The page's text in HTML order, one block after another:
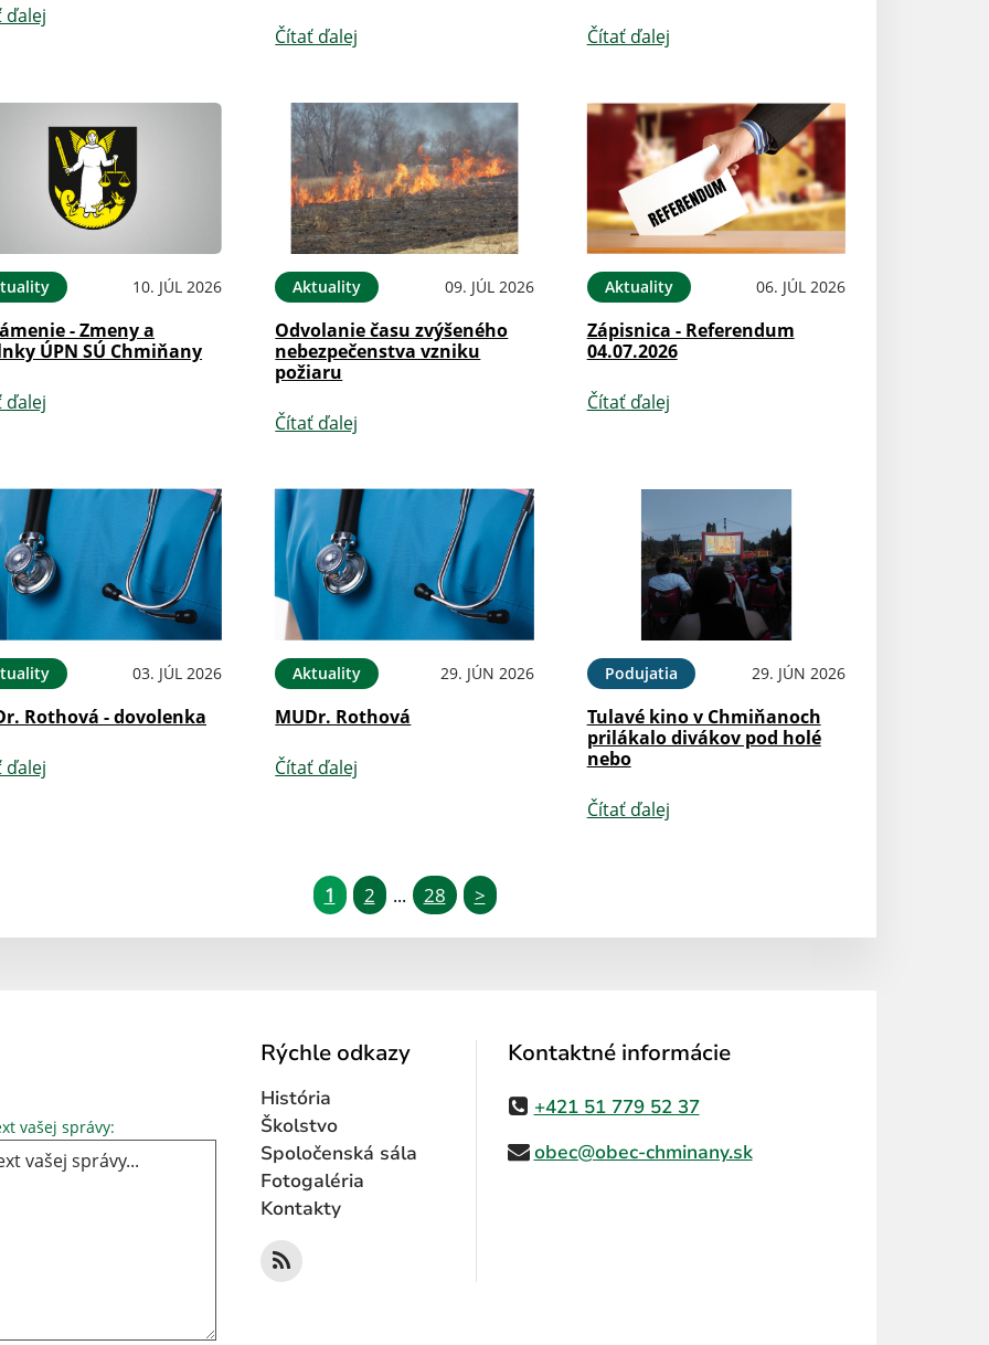
ďalej
Čítať ďalej Čítať ďalej
10. JÚL 2026
- Zmeny a
ÚPN SÚ Chmiňany
ďalej
Aktuality 09. JÚL 2026
Odvolanie času zvýšeného
nebezpečenstva vzniku
požiaru
Čítať ďalej
Aktuality 06. JÚL 2026
Zápisnica - Referendum
04.07.2026
Čítať ďalej
03. JÚL 2026
Rothová - dovolenka
ďalej
Aktuality 29. JÚN 2026
MUDr. Rothová
Čítať ďalej
Podujatia 29. JÚN 2026
Tulavé kino v Chmiňanoch
prilákalo divákov pod holé
nebo
Čítať ďalej
1 2 ... 28 >
vašej správy: Text vašej správy...
Rýchle odkazy
História
Školstvo
Spoločenská sála
Fotogaléria
Kontakty
Kontaktné informácie
+421 51 779 52 37
obec@obec-chminany.sk